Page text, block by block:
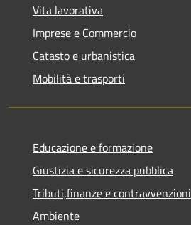
Vita lavorativa
Imprese e Commercio
Catasto e urbanistica
Mobilità e trasporti
Educazione e formazione
Giustizia e sicurezza pubblica
Tributi,finanze e contravvenzioni
Ambiente